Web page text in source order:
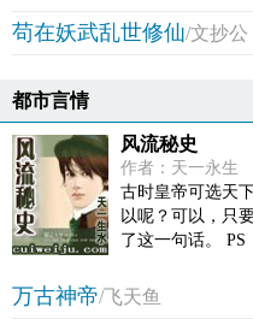
苟在妖武乱世修仙/文抄公
都市言情
风流秘史
作者：天一永生
古时皇帝可选天
以呢？可以，只
了这一句话。
万古神帝/飞天鱼